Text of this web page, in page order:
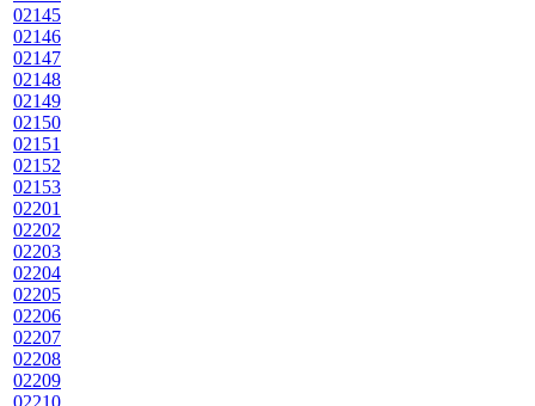
02145
02146
02147
02148
02149
02150
02151
02152
02153
02201
02202
02203
02204
02205
02206
02207
02208
02209
02210